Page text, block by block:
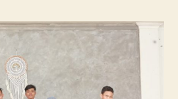
PERPISAHAN